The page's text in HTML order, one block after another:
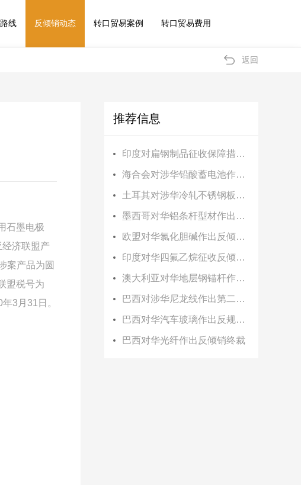
线 反倾销动态 转口贸易案例 转口贸易费用
返回
石墨电极
济联盟产
案产品为圆
盟税号为
3月31日。
推荐信息
印度对扁钢制品征收保障措施税
海合会对涉华铅酸蓄电池作出反倾销终裁
土耳其对涉华冷轧不锈钢板卷作出反倾销终裁
墨西哥对华铝条杆型材作出反倾销初裁
欧盟对华氯化胆碱作出反倾销终裁
印度对华四氟乙烷征收反倾销税
澳大利亚对华地层钢锚杆作出双反初裁
巴西对涉华尼龙线作出第二次反倾销日落复审终裁
巴西对华汽车玻璃作出反规避终裁
巴西对华光纤作出反倾销终裁